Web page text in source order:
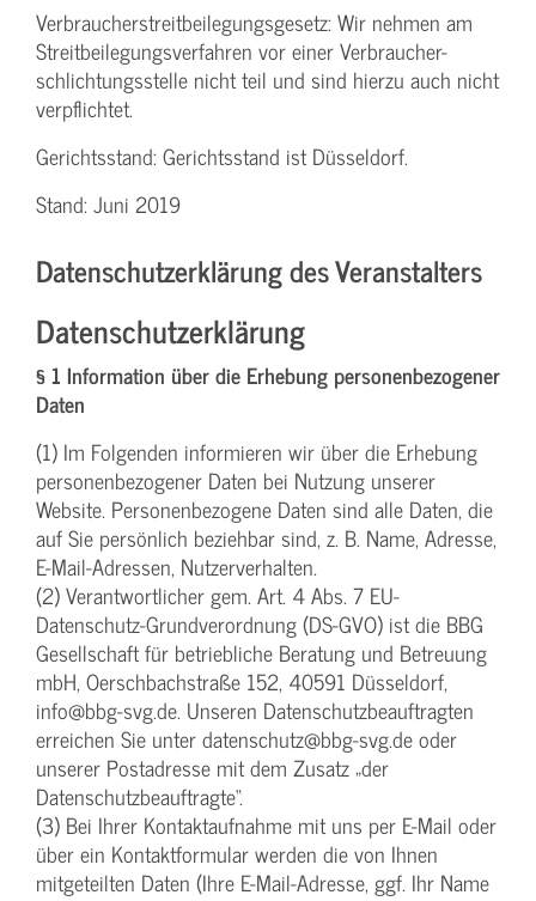
Verbraucher­streitbeilegungs­gesetz: Wir nehmen am
Streit­beilegungs­verfahren vor einer Verbraucher­
schlichtungs­stelle nicht teil und sind hierzu auch nicht
verpflichtet.
Gerichtsstand: Gerichtsstand ist Düsseldorf.
Stand: Juni 2019
Datenschutzerklärung des Veranstalters
Datenschutzerklärung
§ 1 Information über die Erhebung personenbezogener
Daten
(1) Im Folgenden informieren wir über die Erhebung
personenbezogener Daten bei Nutzung unserer
Website. Personenbezogene Daten sind alle Daten, die
auf Sie persönlich beziehbar sind, z. B. Name, Adresse,
E-Mail-Adressen, Nutzerverhalten.
(2) Verantwortlicher gem. Art. 4 Abs. 7 EU-
Datenschutz-Grundverordnung (DS-GVO) ist die BBG
Gesellschaft für betriebliche Beratung und Betreuung
mbH, Oerschbachstraße 152, 40591 Düsseldorf,
info@bbg-svg.de. Unseren Datenschutzbeauftragten
erreichen Sie unter datenschutz@bbg-svg.de oder
unserer Postadresse mit dem Zusatz „der
Datenschutzbeauftragte“.
(3) Bei Ihrer Kontaktaufnahme mit uns per E-Mail oder
über ein Kontaktformular werden die von Ihnen
mitgeteilten Daten (Ihre E-Mail-Adresse, ggf. Ihr Name